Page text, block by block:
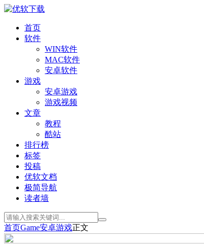
首页
软件
WIN软件
MAC软件
安卓软件
游戏
安卓游戏
游戏视频
文章
教程
酷站
排行榜
标签
投稿
优软文档
极简导航
读者墙
首页Game安卓游戏正文